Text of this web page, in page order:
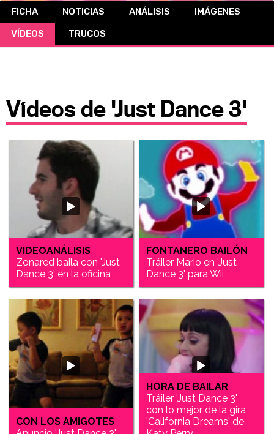
CÓMICS
FICHA NOTICIAS ANÁLISIS
IMÁGENES
VÍDEOS
TRUCOS
Vídeos de 'Just Dance 3'
VIDEOANÁLISIS
Zonared baila con 'Just
Dance 3' en la oficina
FONTANERO BAILÓN
Tráiler Mario en 'Just
Dance 3' para Wii
CON LOS AMIGOTES
HORA DE BAILAR
Tráiler 'Just Dance 3'
con lo mejor de la gira
'California Dreams' de